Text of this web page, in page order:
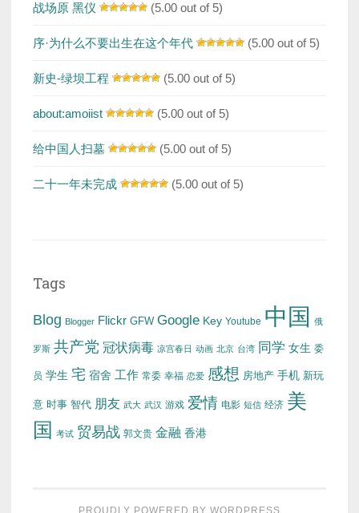
战场原 黑仪 (5.00 out of 5)
序·为什么不要出生在这个年代 (5.00 out of 5)
新史-绿坝工程 (5.00 out of 5)
about:amoiist (5.00 out of 5)
给中国人扫墓 (5.00 out of 5)
二十一年未完成 (5.00 out of 5)
Tags
Blog Blogger Flickr GFW Google Key Youtube 中国 俄
罗斯 共产党 冠状病毒 凉宫春日 动画 北京 台湾 同学 女生 委
员 学生 宅 宿舍 工作 常委 幸福 恋爱 感想 房地产 手机 新玩
意 时事 智代 朋友 武大 武汉 游戏 爱情 电影 短信 经济 美
国
考试 贸易战 郭文贵 金融 香港